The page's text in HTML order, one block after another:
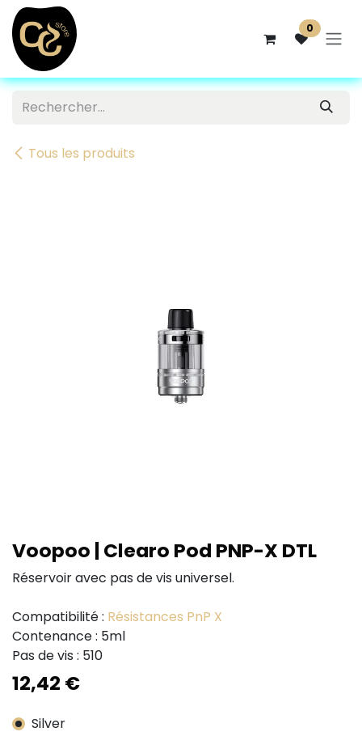
Se rendre au contenu
0
Tous les produits
Voopoo | Clearo Pod PNP-X DTL
Réservoir avec pas de vis universel.
Compatibilité : Résistances PnP X
Contenance : 5ml
Pas de vis : 510
12,42 €
Silver